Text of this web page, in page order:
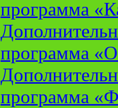
программа
программа
программа